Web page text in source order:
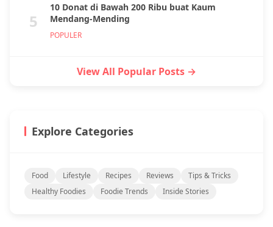
5
10 Donat di Bawah 200 Ribu buat Kaum
Mendang-Mending
POPULER
View All Popular Posts →
Explore Categories
Food Lifestyle Recipes Reviews
Tips & Tricks
Healthy Foodies
Foodie Trends Inside Stories